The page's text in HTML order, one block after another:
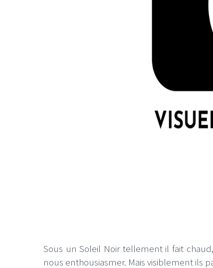
Sous un Soleil Noir tellement il fait chaud,
nous enthousiasmer. Mais visiblement ils